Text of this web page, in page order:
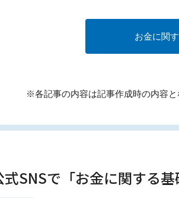
お金に関
※各記事の内容は記事作成時の内容と
式SNSで「お金に関する基